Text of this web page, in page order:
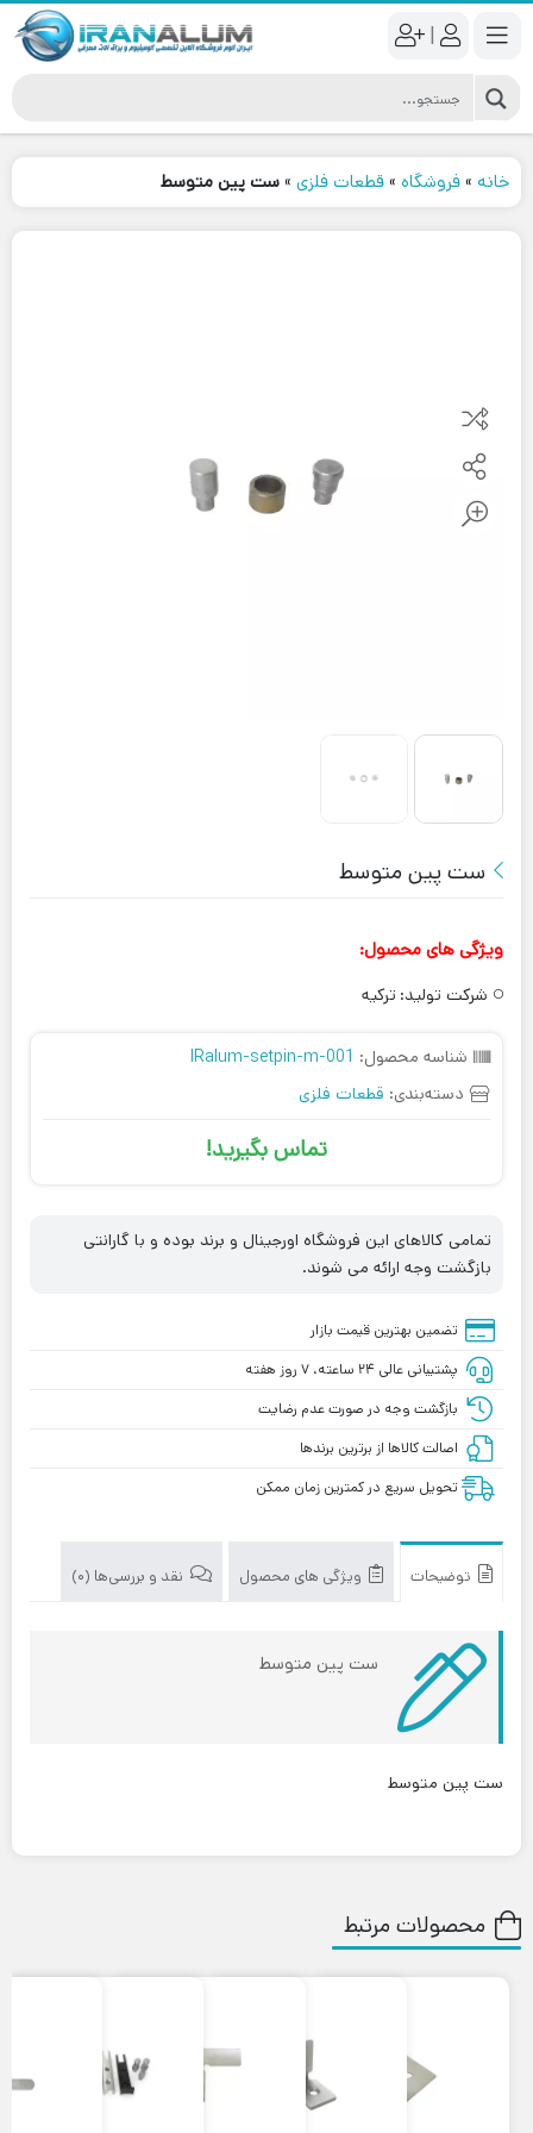
|
خانه »فروشگاه »قطعات فلزی »ست پین متوسط
ست پین متوسط
ویژگی های محصول:
شرکت تولید: ترکیه
شناسه محصول: IRalum-setpin-m-001
دسته‌بندی: قطعات فلزی
تماس بگیرید!
تمامی کالاهای این فروشگاه اورجینال و برند بوده و با گارانتی
بازگشت وجه ارائه می شوند.
تضمین بهترین قیمت بازار
پشتیبانی عالی ۲۴ ساعته، ۷ روز هفته
بازگشت وجه در صورت عدم رضایت
اصالت کالاها از برترین برندها
تحویل سریع در کمترین زمان ممکن
توضیحات ویژگی های محصول نقد و بررسی‌ها (0)
ست پین متوسط
ست پین متوسط
محصولات مرتبط